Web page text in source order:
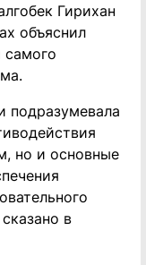
Гирихан
объяснил
самого
подразумевала
но и основные
в